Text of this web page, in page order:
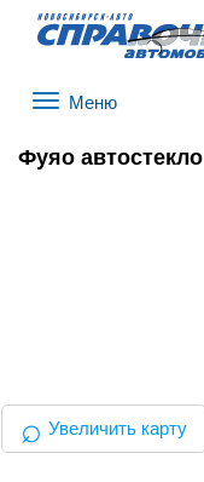
Фуяо автостекло
⌕ Увеличить карту